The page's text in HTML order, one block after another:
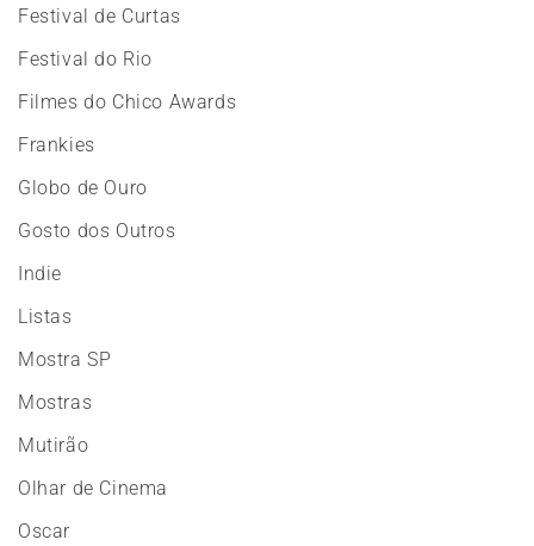
Festival de Curtas
Festival do Rio
Filmes do Chico Awards
Frankies
Globo de Ouro
Gosto dos Outros
Indie
Listas
Mostra SP
Mostras
Mutirão
Olhar de Cinema
Oscar